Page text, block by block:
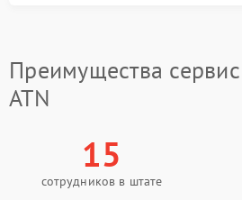
Преимущества
ATN
15
сотрудников в штате